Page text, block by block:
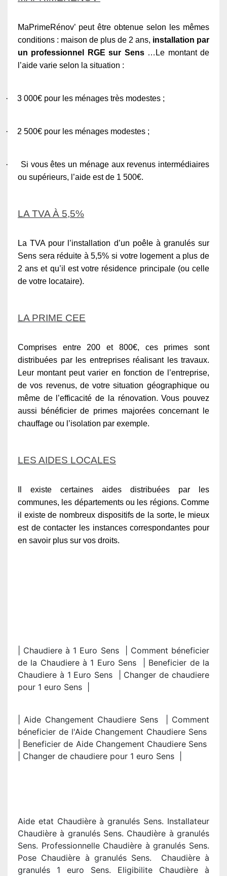
MaPrimeRénov’ peut être obtenue selon les mêmes
conditions : maison de plus de 2 ans, installation par
un professionnel RGE sur Sens…Le montant de
l’aide varie selon la situation :
· 3 000€ pour les ménages très modestes ;
· 2 500€ pour les ménages modestes ;
·
Si vous êtes un ménage aux revenus intermédiaires
ou supérieurs, l’aide est de 1 500€.
LA TVA À 5,5%
La TVA pour l’installation d’un poêle à granulés sur
Sens sera réduite à 5,5% si votre logement a plus de
2 ans et qu’il est votre résidence principale (ou celle
de votre locataire).
LA PRIME CEE
Comprises entre 200 et 800€, ces primes sont
distribuées par les entreprises réalisant les travaux.
Leur montant peut varier en fonction de l’entreprise,
de vos revenus, de votre situation géographique ou
même de l’efficacité de la rénovation. Vous pouvez
aussi bénéficier de primes majorées concernant le
chauffage ou l’isolation par exemple.
LES AIDES LOCALES
Il existe certaines aides distribuées par les
communes, les départements ou les régions. Comme
il existe de nombreux dispositifs de la sorte, le mieux
est de contacter les instances correspondantes pour
en savoir plus sur vos droits.
| Chaudiere à 1 Euro Sens | Comment béneficier
de la Chaudiere à 1 Euro Sens | Beneficier de la
Chaudiere à 1 Euro Sens | Changer de chaudiere
pour 1 euro Sens |
| Aide Changement Chaudiere Sens | Comment
béneficier de l'Aide Changement Chaudiere Sens
| Beneficier de Aide Changement Chaudiere Sens
| Changer de chaudiere pour 1 euro Sens |
Aide etat Chaudière à granulés Sens. Installateur
Chaudière à granulés Sens. Chaudière à granulés
Sens. Professionnelle Chaudière à granulés Sens.
Pose Chaudière à granulés Sens. Chaudière à
granulés 1 euro Sens. Eligibilite Chaudière à